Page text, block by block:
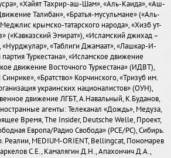
«Хайят Тахрир-аш-Шам», «Аль-Каида», «Аш-
Талибан», «Братья-мусульмане» («Аль-
крымско-татарского народа», «Хизб ут-
(«Кавказский Эмират»), «Исламский джихад –
«Таблиги Джамаат», «Лашкар-И-
партия Туркестана», «Исламское движение
движение Восточного Туркестана» (ИДВТ),
«Братство» Корчинского, «Тризуб им.
украинских националистов» (ОУН),
движение ЛГБТ, А.Навальный, К.Буданов,
агенты: Телеканал «Дождь», Медуза,
Время, The Insider, Deutsche Welle, Проект,
Европа/Радио Свобода» (PCE/PC), Сибирь.
Реалии, MEDIUM-ORIENT, Bellingcat, Пономарев
С.Е., Камалягин Д.Н., Апахончич Д.А.,